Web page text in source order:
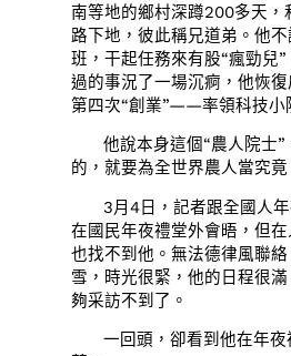
南等地的鄉村深蹲200多天，
路下地，彼此稱兄道弟。他
班，干起任務來有股“瘋勁兒
過的事況了一場沉痾，他恢
第四次“創業”——率領科技小
他說本身這個“農人院士
的，就要為全世界農人當究竟
3月4日，記者跟全國人
在國民年夜禮堂外會晤，但
也找不到他。無法德律風聯
雪，時光很緊，他的日程很
夠采訪不到了。
一回頭，卻看到他在年